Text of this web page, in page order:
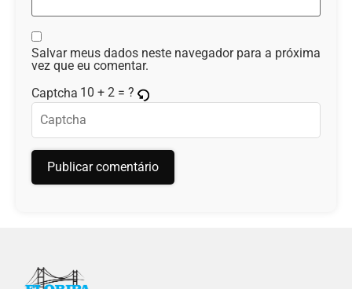
Salvar meus dados neste navegador para a próxima
vez que eu comentar.
Captcha 10 + 2 = ?